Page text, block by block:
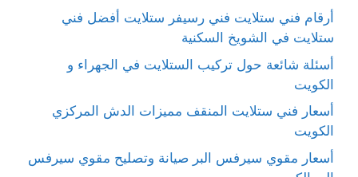
أرقام فني ستلايت فني رسيفر ستلايت أفضل فني
ستلايت في الشويخ السكنية
أسئلة شائعة حول تركيب الستلايت في الجهراء و
الكويت
أسعار فني ستلايت المنقف مميزات الدش المركزي
الكويت
أسعار مقوي سيرفس البر صيانة وتصليح مقوي سيرفس